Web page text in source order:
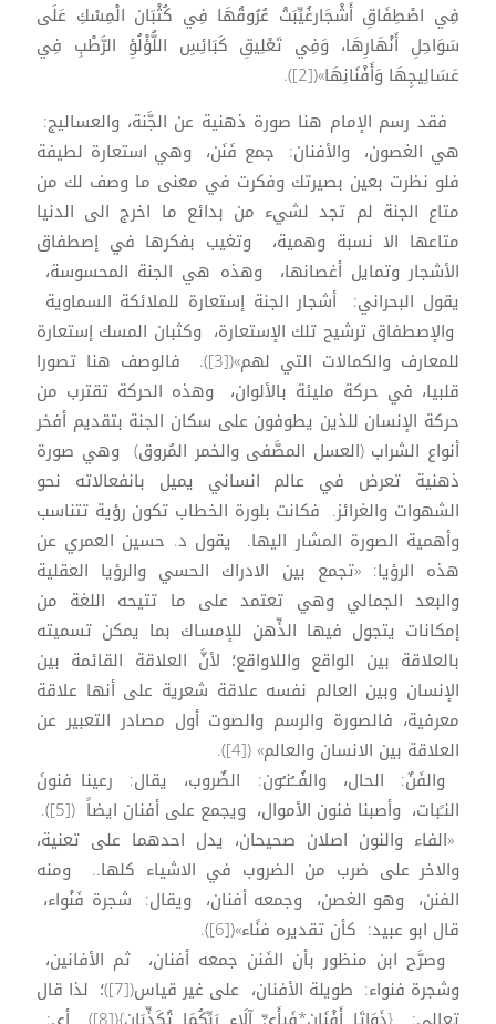
فِي اصْطِفَاقِ أَشْجَارغُيِّبَتْ عُرُوقُهَا فِي كُثْبَان الْمِسْكِ عَلَى
سَوَاحِلِ أَنْهَارِهَا، وَفِي تَعْلِيقِ كَبَائِسِ اللُّؤْلُؤِ الرَّطْبِ فِي
عَسَالِيجِهَا وَأَفْنَانِهَا»([2]).
فقد رسم الإمام هنا صورة ذهنية عن الجَّنة، والعساليج:
هي الغصون، والأفنان: جمع فَنَن، وهي استعارة لطيفة
فلو نظرت بعين بصيرتك وفكرت في معنى ما وصف لك من
متاع الجنة لم تجد لشيء من بدائع ما اخرج الى الدنيا
متاعها الا نسبة وهمية، وتغيب بفكرها في إصطفاق
الأشجار وتمايل أغصانها، وهذه هي الجنة المحسوسة،
يقول البحراني: أشجار الجنة إستعارة للملائكة السماوية
والإصطفاق ترشيح تلك الإستعارة، وكثبان المسك إستعارة
للمعارف والكمالات التي لهم»([3]). فالوصف هنا تصورا
قلبيا، في حركة مليئة بالألوان، وهذه الحركة تقترب من
حركة الإنسان للذين يطوفون على سكان الجنة بتقديم أفخر
أنواع الشراب (العسل المصَّفى والخمر المُروق) وهي صورة
ذهنية تعرض في عالم انساني يميل بانفعالاته نحو
الشهوات والغرائز. فكانت بلورة الخطاب تكون رؤية تتناسب
وأهمية الصورة المشار اليها. يقول د. حسين العمري عن
هذه الرؤيا: «تجمع بين الادراك الحسي والرؤيا العقلية
والبعد الجمالي وهي تعتمد على ما تتيحه اللغة من
إمكانات يتجول فيها الذِّهن للإمساك بما يمكن تسميته
بالعلاقة بين الواقع واللاواقع؛ لأنَّ العلاقة القائمة بين
الإنسان وبين العالم نفسه علاقة شعرية على أنها علاقة
معرفية، فالصورة والرسم والصوت أول مصادر التعبير عن
العلاقة بين الانسان والعالم» ([4]).
والفَنٌ: الحال، والفُــُنـُون: الضٌروب، يقال: رعينا فنونَ
النـًبات، وأصبنا فنون الأموال، ويجمع على أفنان ايضاً ([5]).
«الفاء والنون اصلان صحيحان، يدل احدهما على تعنية،
والاخر على ضرب من الضروب في الاشياء كلها.. ومنه
الفنن، وهو الغصن، وجمعه أفنان، ويقال: شجرة فَنْواء،
قال ابو عبيد: كأن تقديره فنًاء»([6]).
وصرَّح ابن منظور بأن الفَنن جمعه أفنان، ثم الأفانين،
وشجرة فنواء: طويلة الأفنان، على غير قياس([7])؛ لذا قال